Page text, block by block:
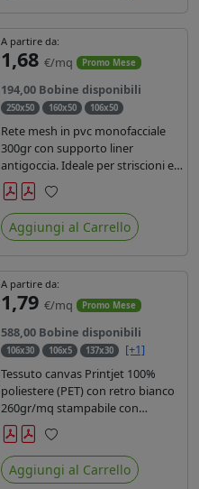
A partire da:
1,68 €/mq Promo Mese
194,00 Bobine disponibili
250x50 160x50 106x50
Rete mesh in pvc monofacciale
300gr con supporto liner
antigoccia. Ideale per striscioni e
coperture antivento. Saldabile,
stampabile con inchiostri
solvente, ecosolvente, uv e latex.
Densità fili 1000x1000 , filato 9x13.
Preferiti
Aggiungi al Carrello
A partire da:
1,79 €/mq Promo Mese
588,00 Bobine disponibili
106x30 106x5 137x30
[+1]
Tessuto canvas Printjet 100%
poliestere (PET) con retro bianco
260gr/mq stampabile con
inchiostri solvente, ecosolvente,
uv e latex.
Preferiti
Aggiungi al Carrello